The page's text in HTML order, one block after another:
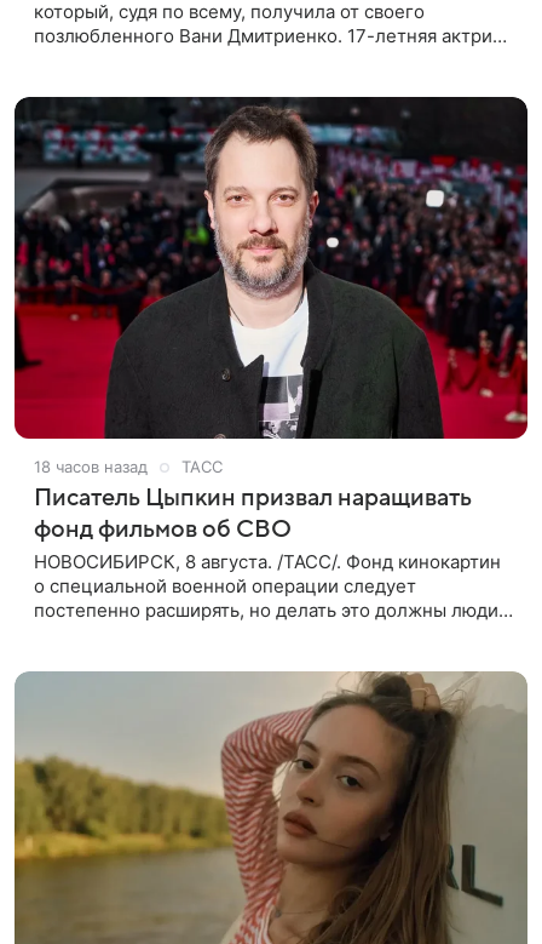
который, судя по всему, получилa от своего
позлюбленного Вани Дмитриенко. 17-летняя актриса
18 часов назад ТАСС
Писатель Цыпкин призвал наращивать
фонд фильмов об СВО
НОВОСИБИРСК, 8 августа. /ТАСС/. Фонд кинокартин
о специальной военной операции следует
постепенно расширять, но делать это должны люди,